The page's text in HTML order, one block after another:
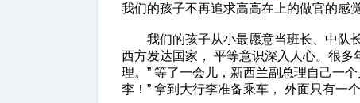
我们的孩子不再追求高高在上的做官的感
我们的孩子从小最愿意当班长、中队长
西方发达国家， 平等意识深入人心。很
理。” 等了一会儿，新西兰副总理自己一
李！” 拿到大行李准备乘车， 外面只有一